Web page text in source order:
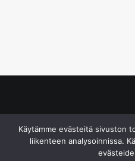
Käytämme evästeitä sivuston
liikenteen analysoinnissa.